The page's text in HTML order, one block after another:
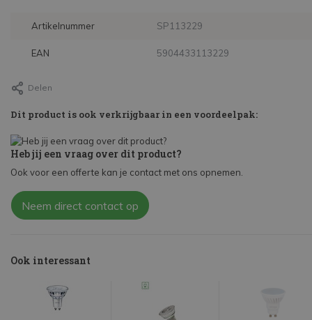
Artikelnummer SP113229
EAN 5904433113229
Delen
Dit product is ook verkrijgbaar in een voordeelpak:
Heb jij een vraag over dit product?
Ook voor een offerte kan je contact met ons opnemen.
Neem direct contact op
Ook interessant